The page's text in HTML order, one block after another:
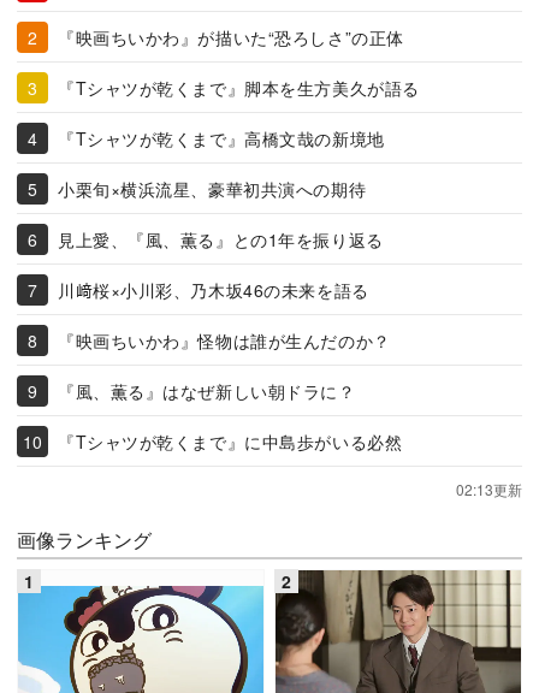
『映画ちいかわ』が描いた“恐ろしさ”の正体
『Tシャツが乾くまで』脚本を生方美久が語る
『Tシャツが乾くまで』高橋文哉の新境地
小栗旬×横浜流星、豪華初共演への期待
見上愛、『風、薫る』との1年を振り返る
川﨑桜×小川彩、乃木坂46の未来を語る
『映画ちいかわ』怪物は誰が生んだのか？
『風、薫る』はなぜ新しい朝ドラに？
『Tシャツが乾くまで』に中島歩がいる必然
02:13更新
画像ランキング